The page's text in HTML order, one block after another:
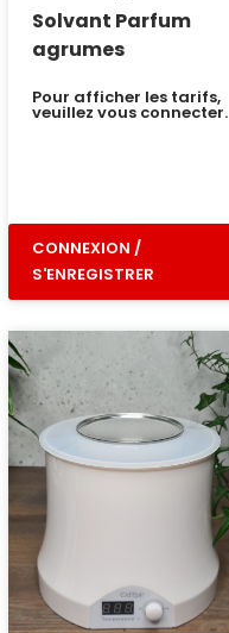
Solvant Parfum
agrumes
Pour afficher les tarifs,
veuillez vous connecter.
CONNEXION /
S'ENREGISTRER